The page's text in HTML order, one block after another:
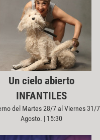
Un cielo abierto
INFANTILES
del Martes 28/7 al Viernes 31/
Agosto. | 15:30